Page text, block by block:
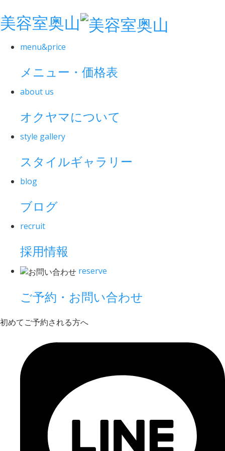
美容室奥山
menu&price
メニュー・価格表
about us
オクヤマについて
style gallery
スタイルギャラリー
blog
ブログ
recruit
採用情報
reserve
ご予約・お問い合わせ
初めてご予約される方へ